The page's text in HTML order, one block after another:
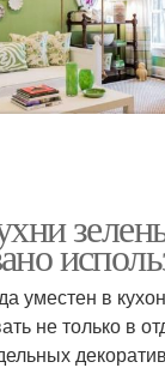
уместен в
не только в